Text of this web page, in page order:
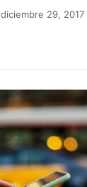
diciembre 29, 2017